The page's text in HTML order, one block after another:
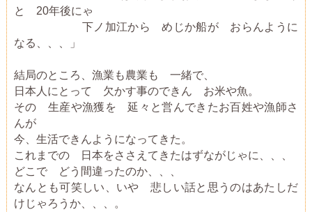
と 20年後にゃ
下ノ加江から めじか船が おらんように
なる、、、」
結局のところ、漁業も農業も 一緒で、
日本人にとって 欠かす事のできん お米や魚。
その 生産や漁獲を 延々と営んできたお百姓や漁師さ
んが
今、生活できんようになってきた。
これまでの 日本をささえてきたはずながじゃに、、、
どこで どう間違ったのか、、、
なんとも可笑しい、いや 悲しい話と思うのはあたしだ
けじゃろうか、、、。